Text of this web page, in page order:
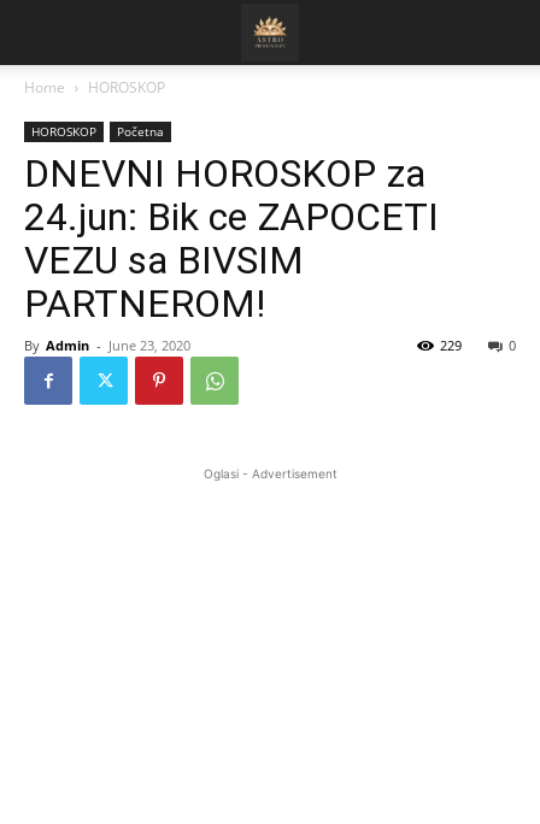
Home HOROSKOP
HOROSKOP Početna
DNEVNI HOROSKOP za
24.jun: Bik ce ZAPOCETI
VEZU sa BIVSIM
PARTNEROM!
By Admin - June 23, 2020 0
229
Oglasi - Advertisement